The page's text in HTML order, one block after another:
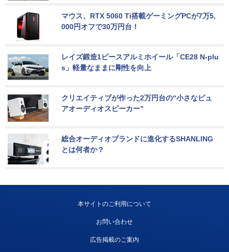
マウス、RTX 5060 Ti搭載ゲーミングPCが7万5,
000円オフで30万円台！
レイズ鍛造1ピースアルミホイール「CE28 N-plu
s」軽量なままに剛性を向上
クリエイティブが作った2万円台の“小さなピュ
アオーディオスピーカー”
総合オーディオブランドに進化するSHANLING
とは何者か？
本サイトのご利用について
お問い合わせ
広告掲載のご案内